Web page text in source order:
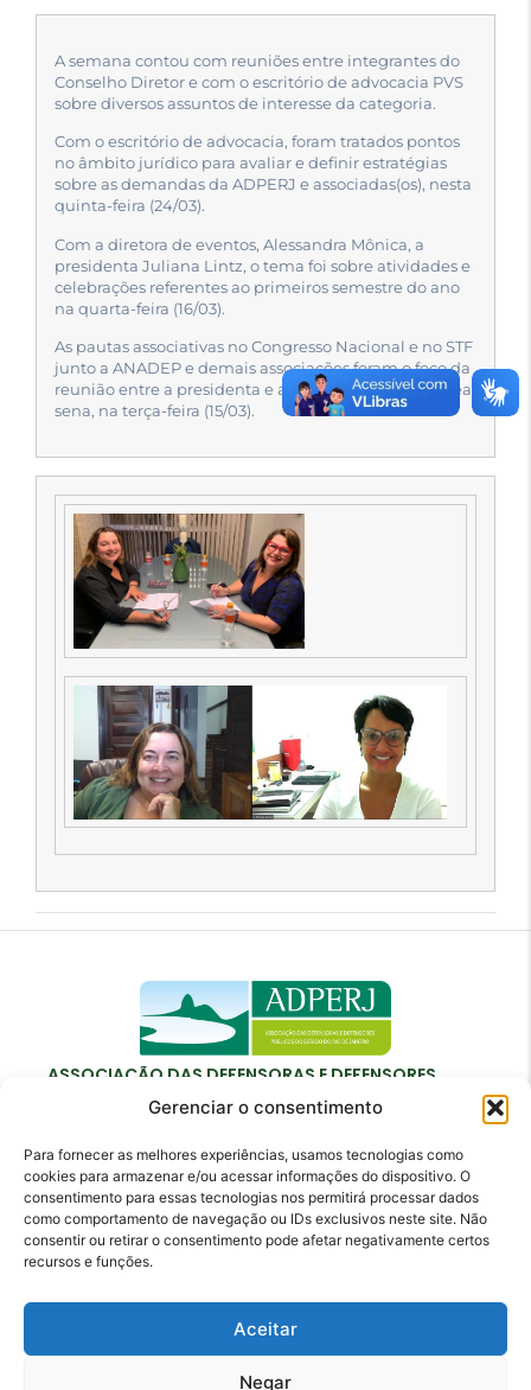
Gerenciar o consentimento
Para fornecer as melhores experiências, usamos tecnologias como
cookies para armazenar e/ou acessar informações do dispositivo. O
consentimento para essas tecnologias nos permitirá processar dados
como comportamento de navegação ou IDs exclusivos neste site. Não
consentir ou retirar o consentimento pode afetar negativamente certos
recursos e funções.
Aceitar
Negar
A semana contou com reuniões entre integrantes do
Conselho Diretor e com o escritório de advocacia PVS
sobre diversos assuntos de interesse da categoria.
Com o escritório de advocacia, foram tratados pontos
no âmbito jurídico para avaliar e definir estratégias
sobre as demandas da ADPERJ e associadas(os), nesta
quinta-feira (24/03).
Com a diretora de eventos, Alessandra Mônica, a
presidenta Juliana Lintz, o tema foi sobre atividades e
celebrações referentes ao primeiros semestre do ano
na quarta-feira (16/03).
As pautas associativas no Congresso Nacional e no STF
junto a ANADEP e demais associações foram o foco da
reunião entre a presidenta e a vice-presidenta Andréa
sena, na terça-feira (15/03).
ASSOCIAÇÃO DAS DEFENSORAS E DEFENSORES
PÚBLICOS DO ESTADO DO RIO DE JANEIRO
Contato
adperj@adperj.com.br
(21) 2220-6022
Janeiro - RJ - CEP: 20011-020